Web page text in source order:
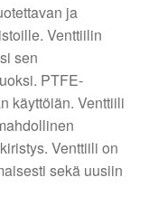
ja
Venttiilin
sen
PTFE-
käyttöiän. Venttiili
Venttiili on
sekä uusiin